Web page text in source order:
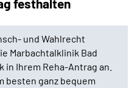
festhalten
und Wahlrecht
Marbachtalklinik Bad
Ihrem Reha-Antrag an.
besten ganz bequem